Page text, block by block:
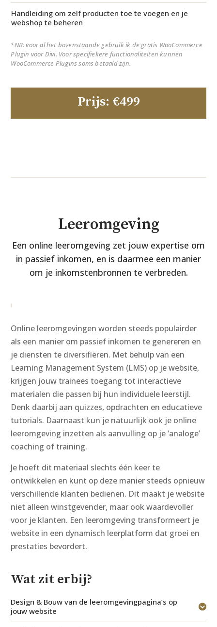
Handleiding om zelf producten toe te voegen en je
webshop te beheren
*NB: voor al het bovenstaande gebruik ik de gratis WooCommerce
Plugin voor Divi. Voor specifiekere functionaliteiten kunnen
WooCommerce Plugins soms betaald zijn.
Prijs: €499
Leeromgeving
Een online leeromgeving zet jouw expertise om
in passief inkomen, en is daarmee een manier
om je inkomstenbronnen te verbreden.
Online leeromgevingen worden steeds populairder
als een manier om passief inkomen te genereren en
je diensten te diversifiëren. Met behulp van een
Learning Management System (LMS) op je website,
krijgen jouw trainees toegang tot interactieve
materialen die passen bij hun individuele leerstijl.
Denk daarbij aan quizzes, opdrachten en educatieve
tutorials. Daarnaast kun je natuurlijk ook je online
leeromgeving inzetten als aanvulling op je ‘analoge’
coaching of training.
Je hoeft dit materiaal slechts één keer te
ontwikkelen en kunt op deze manier steeds opnieuw
verschillende klanten bedienen. Dit maakt je website
niet alleen winstgevender, maar ook waardevoller
voor je klanten. Een leeromgeving transformeert je
website in een dynamisch leerplatform dat groei en
prestaties bevordert.
Wat zit erbij?
Design & Bouw van de leeromgevingpagina’s op
jouw website